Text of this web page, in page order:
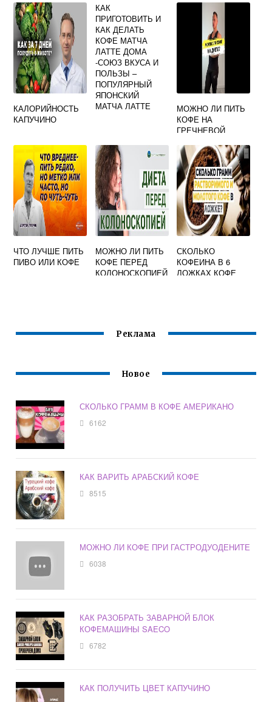
КАЛОРИЙНОСТЬ
КАПУЧИНО
КАК
ПРИГОТОВИТЬ И
КАК ДЕЛАТЬ
КОФЕ МАТЧА
ЛАТТЕ ДОМА
-СОЮЗ ВКУСА И
ПОЛЬЗЫ –
ПОПУЛЯРНЫЙ
ЯПОНСКИЙ
МАТЧА ЛАТТЕ
МОЖНО ЛИ ПИТЬ
КОФЕ НА
ГРЕЧНЕВОЙ
ЧТО ЛУЧШЕ ПИТЬ
ПИВО ИЛИ КОФЕ
МОЖНО ЛИ ПИТЬ
КОФЕ ПЕРЕД
КОЛОНОСКОПИЕЙ
СКОЛЬКО
КОФЕИНА В 6
ЛОЖКАХ КОФЕ
Реклама
Новое
СКОЛЬКО ГРАММ В КОФЕ АМЕРИКАНО
6162
КАК ВАРИТЬ АРАБСКИЙ КОФЕ
8515
МОЖНО ЛИ КОФЕ ПРИ ГАСТРОДУОДЕНИТЕ
6038
КАК РАЗОБРАТЬ ЗАВАРНОЙ БЛОК
КОФЕМАШИНЫ SAECO
6782
КАК ПОЛУЧИТЬ ЦВЕТ КАПУЧИНО